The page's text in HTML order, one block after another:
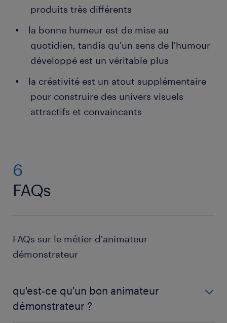
produits très différents
la bonne humeur est de mise au
quotidien, tandis qu'un sens de l'humour
développé est un véritable plus
la créativité est un atout supplémentaire
pour construire des univers visuels
attractifs et convaincants
6
FAQs
FAQs sur le métier d'animateur
démonstrateur
qu'est-ce qu'un bon animateur
démonstrateur ?